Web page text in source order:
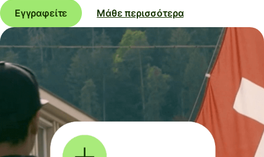
Εγγραφείτε
Μάθε περισσότερα